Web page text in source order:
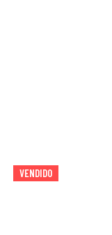
VENDIDO